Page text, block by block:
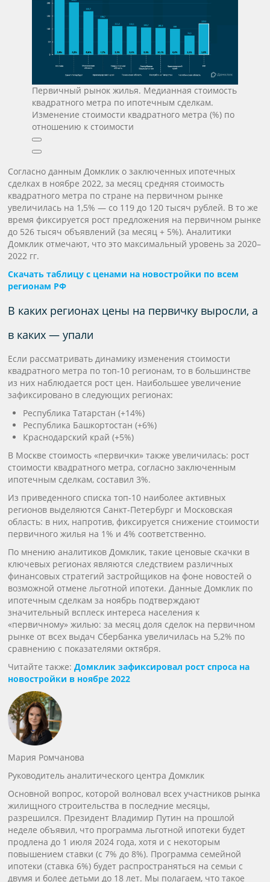
Первичный рынок жилья. Медианная стоимость
квадратного метра по ипотечным сделкам.
Изменение стоимости квадратного метра (%) по
отношению к стоимости
Согласно данным Домклик о заключенных ипотечных
сделках в ноябре 2022, за месяц средняя стоимость
квадратного метра по стране на первичном рынке
увеличилась на 1,5% — со 119 до 120 тысяч рублей. В то же
время фиксируется рост предложения на первичном рынке
до 526 тысяч объявлений (за месяц + 5%). Аналитики
Домклик отмечают, что это максимальный уровень за 2020–
2022 гг.
Скачать таблицу с ценами на новостройки по всем
регионам РФ
В каких регионах цены на первичку выросли, а
в каких — упали
Если рассматривать динамику изменения стоимости
квадратного метра по топ-10 регионам, то в большинстве
из них наблюдается рост цен. Наибольшее увеличение
зафиксировано в следующих регионах:
Республика Татарстан (+14%)
Республика Башкортостан (+6%)
Краснодарский край (+5%)
В Москве стоимость «первички» также увеличилась: рост
стоимости квадратного метра, согласно заключенным
ипотечным сделкам, составил 3%.
Из приведенного списка топ-10 наиболее активных
регионов выделяются Санкт-Петербург и Московская
область: в них, напротив, фиксируется снижение стоимости
первичного жилья на 1% и 4% соответственно.
По мнению аналитиков Домклик, такие ценовые скачки в
ключевых регионах являются следствием различных
финансовых стратегий застройщиков на фоне новостей о
возможной отмене льготной ипотеки. Данные Домклик по
ипотечным сделкам за ноябрь подтверждают
значительный всплеск интереса населения к
«первичному» жилью: за месяц доля сделок на первичном
рынке от всех выдач Сбербанка увеличилась на 5,2% по
сравнению с показателями октября.
Читайте также:Домклик зафиксировал рост спроса на
новостройки в ноябре 2022
Мария Ромчанова
Руководитель аналитического центра Домклик
Основной вопрос, которой волновал всех участников рынка
жилищного строительства в последние месяцы,
разрешился. Президент Владимир Путин на прошлой
неделе объявил, что программа льготной ипотеки будет
продлена до 1 июля 2024 года, хотя и с некоторым
повышением ставки (с 7% до 8%). Программа семейной
ипотеки (ставка 6%) будет распространяться на семьи с
двумя и более детьми до 18 лет. Мы полагаем, что такое